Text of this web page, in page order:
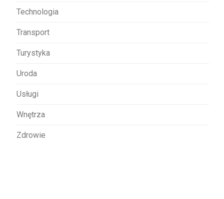
Technologia
Transport
Turystyka
Uroda
Usługi
Wnętrza
Zdrowie